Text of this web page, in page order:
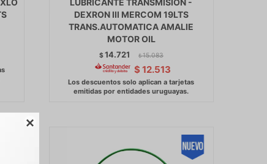

DEXRON III MERCOM 19LTS
TRANS.AUTOMATICA AMALIE
MOTOR OIL
$14.721 $ 15.083
$ 12.513